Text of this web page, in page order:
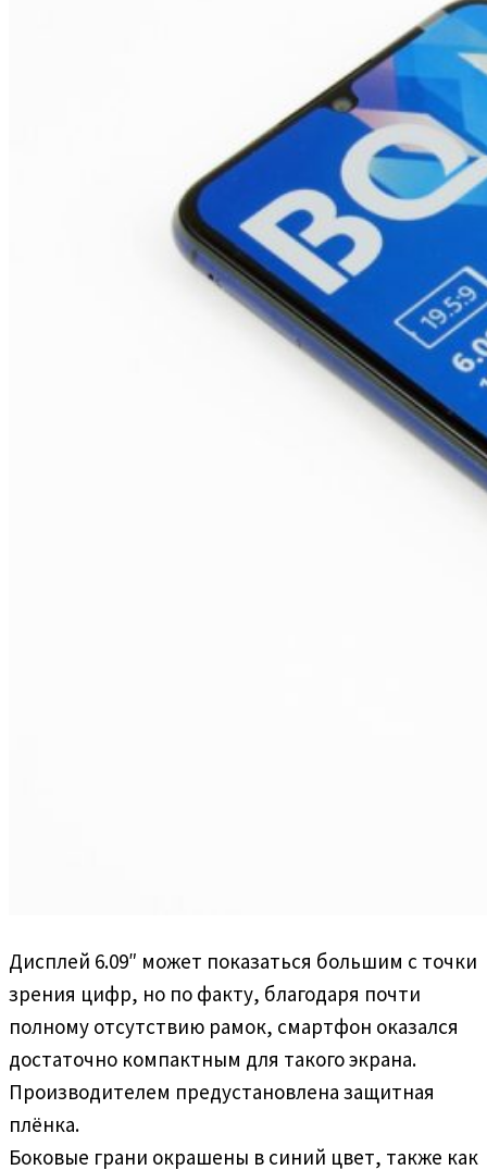
Дисплей 6.09″ может показаться большим с точки
зрения цифр, но по факту, благодаря почти
полному отсутствию рамок, смартфон оказался
достаточно компактным для такого экрана.
Производителем предустановлена защитная
плёнка.
Боковые грани окрашены в синий цвет, также как